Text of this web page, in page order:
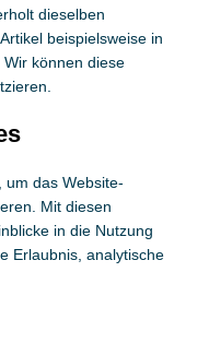
dieselben
beispielsweise in
können diese
um das Website-
Mit diesen
in die Nutzung
Erlaubnis, analytische